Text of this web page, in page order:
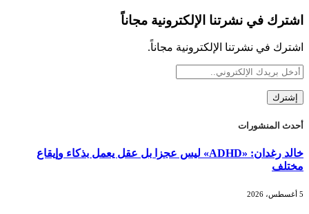
اشترك في نشرتنا الإلكترونية مجاناً
اشترك في نشرتنا الإلكترونية مجاناً.
أحدث المنشورات
خالد رغدان: «ADHD» ليس عجزا بل عقل يعمل بذكاء وإيقاع
مختلف